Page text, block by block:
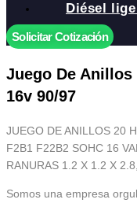
Diésel
Solicitar Cotización
Juego De Anillos
16v 90/97
JUEGO DE ANILLOS 20
F2B1 F22B2 SOHC 16
RANURAS 1.2 X 1.2 X
Somos una empresa